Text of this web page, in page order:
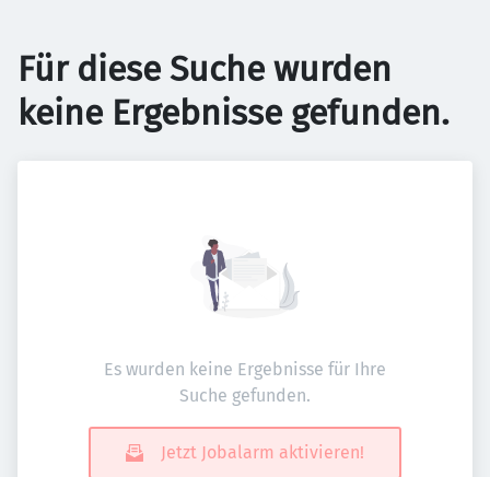
Für diese Suche wurden
keine Ergebnisse gefunden.
Es wurden keine Ergebnisse für Ihre
Suche gefunden.
Jetzt Jobalarm aktivieren!